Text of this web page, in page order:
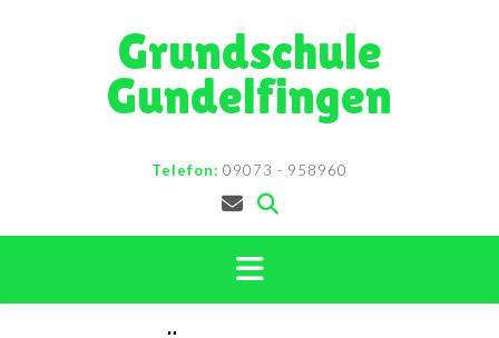
Grundschule
Gundelfingen
Telefon: 09073 - 958960